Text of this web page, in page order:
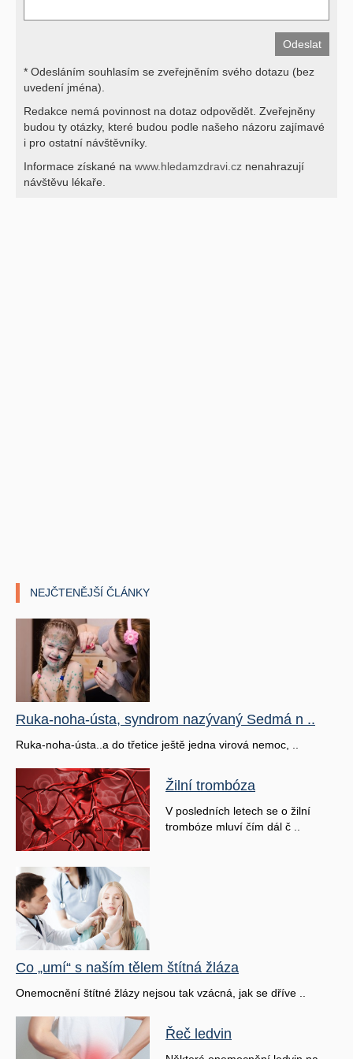
* Odesláním souhlasím se zveřejněním svého dotazu (bez
uvedení jména).
Redakce nemá povinnost na dotaz odpovědět. Zveřejněny
budou ty otázky, které budou podle našeho názoru zajímavé
i pro ostatní návštěvníky.
Informace získané na www.hledamzdravi.cz nenahrazují
návštěvu lékaře.
NEJČTENĚJŠÍ ČLÁNKY
Ruka-noha-ústa, syndrom nazývaný Sedmá n ..
Ruka-noha-ústa..a do třetice ještě jedna virová nemoc, ..
Žilní trombóza
V posledních letech se o žilní
trombóze mluví čím dál č ..
Co „umí“ s naším tělem štítná žláza
Onemocnění štítné žlázy nejsou tak vzácná, jak se dříve ..
Řeč ledvin